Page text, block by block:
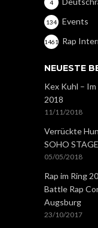
4
Events
134
Rap
1461
NEUESTE
Kex Kuhl –
2018
11/11/2018
Verrückte
SOHO
05/05/2018
Rap im Ring
Battle Rap
Augsburg
23/10/2017